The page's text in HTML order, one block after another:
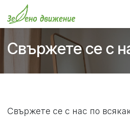
Преминете към съдържание
Свържете се с
Свържете се с нас по